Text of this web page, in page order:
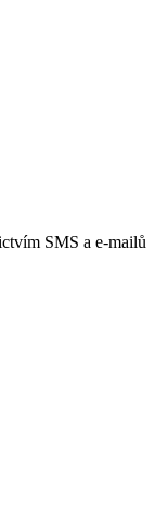
SMS a e-mailů